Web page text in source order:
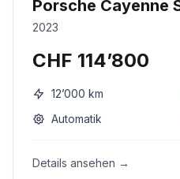
Porsche Cayenne
2023
CHF 114’800
12’000 km
Automatik
Details ansehen →